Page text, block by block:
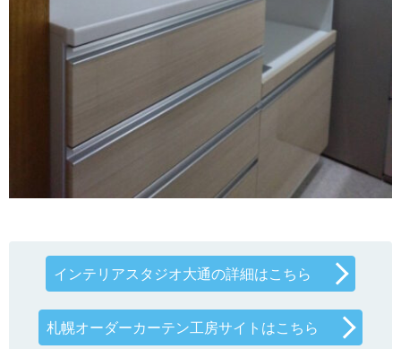
インテリアスタジオ大通の詳細はこちら
札幌オーダーカーテン工房サイトはこちら